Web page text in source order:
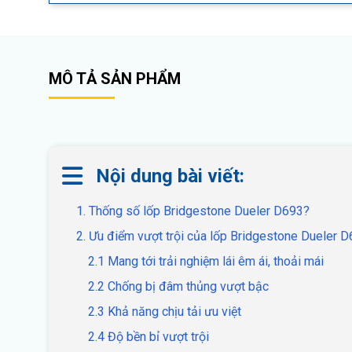
MÔ TẢ SẢN PHẨM
Nội dung bài viết:
1. Thống số lốp Bridgestone Dueler D693?
2. Ưu điểm vượt trội của lốp Bridgestone Dueler
2.1 Mang tới trải nghiệm lái êm ái, thoải mái
2.2 Chống bị đâm thủng vượt bậc
2.3 Khả năng chịu tải ưu việt
2.4 Độ bền bỉ vượt trội